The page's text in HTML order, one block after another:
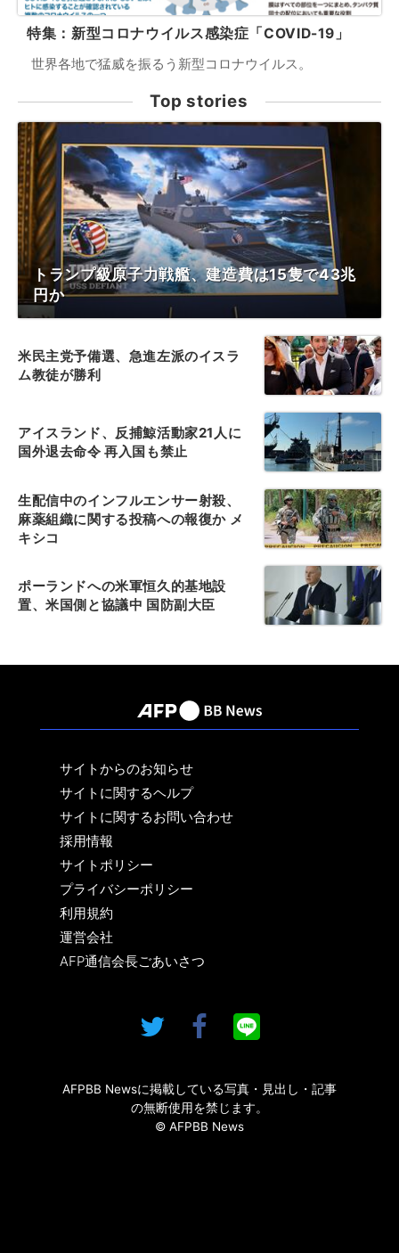
特集：新型コロナウイルス感染症「COVID-19」
世界各地で猛威を振るう新型コロナウイルス。
Top stories
トランプ級原子力戦艦、建造費は15隻で43兆
円か
米民主党予備選、急進左派のイスラ
ム教徒が勝利
アイスランド、反捕鯨活動家21人に
国外退去命令 再入国も禁止
生配信中のインフルエンサー射殺、
麻薬組織に関する投稿への報復か メ
キシコ
ポーランドへの米軍恒久的基地設
置、米国側と協議中 国防副大臣
サイトからのお知らせ
サイトに関するヘルプ
サイトに関するお問い合わせ
採用情報
サイトポリシー
プライバシーポリシー
利用規約
運営会社
AFP通信会長ごあいさつ
AFPBB Newsに掲載している写真・見出し・記事
の無断使用を禁じます。
© AFPBB News